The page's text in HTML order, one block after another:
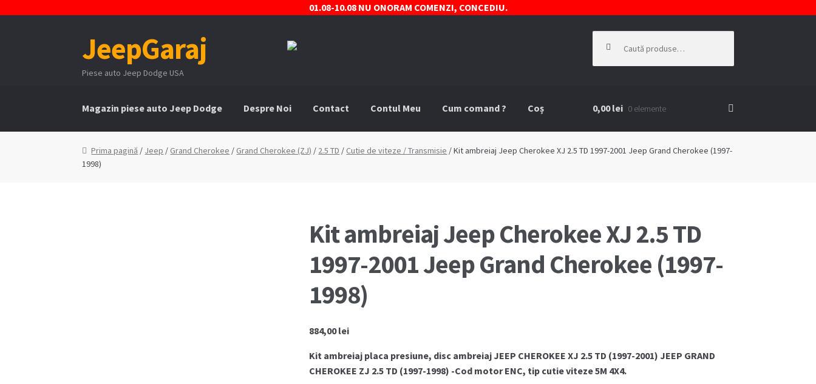
01.08-10.08 NU ONORAM COMENZI, CONCEDIU.
Sari
la
navigare
Sari
la
conținut
JeepGaraj
Piese auto Jeep Dodge USA
după:
Magazin piese auto Jeep Dodge Despre Noi Contact Contul Meu Cum comand ? Coș
Prima pagină ContactContul Meu CoșCum comand ? Despre NoiMarci ComercializatePlatăPolitica COOKIE
0,00 lei 0 elemente
Prima pagină / Jeep / Grand Cherokee / Grand Cherokee (ZJ) / 2.5 TD / Cutie de viteze / Transmisie / Kit ambreiaj Jeep Cherokee XJ 2.5 TD 1997-2001 Jeep Grand Cherokee (1997-
1998)
Kit ambreiaj Jeep Cherokee XJ 2.5 TD
1997-2001 Jeep Grand Cherokee (1997-
1998)
884,00lei
Kit ambreiaj placa presiune, disc ambreiaj JEEP CHEROKEE XJ 2.5 TD (1997-2001) JEEP GRAND
CHEROKEE ZJ 2.5 TD (1997-1998) -Cod motor ENC, tip cutie viteze 5M 4X4.